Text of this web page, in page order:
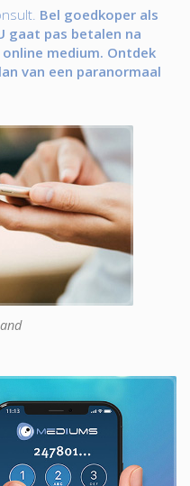
Bel goedkoper als
gaat pas betalen na
medium. Ontdek
van een paranormaal